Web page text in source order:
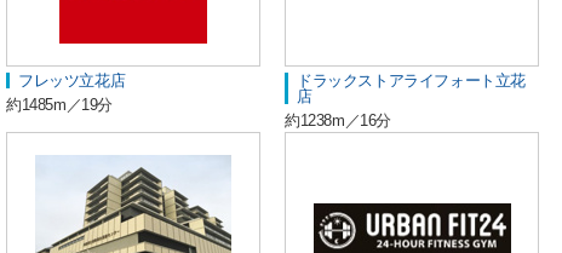
フレッツ立花店
約1485m／19分
ドラックストアライフォート立花
店
約1238m／16分